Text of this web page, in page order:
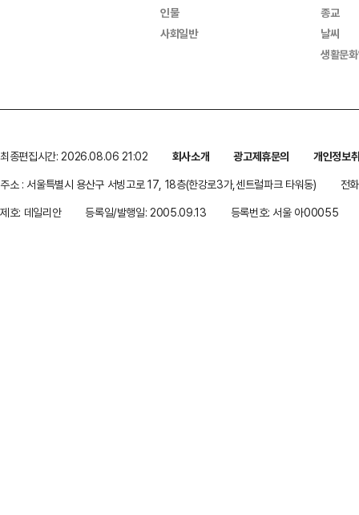
인물
사회일반
종교
날씨
생활문
최종편집시간: 2026.08.06 21:02 회사소개 광고제휴문의
개인정보
주소 : 서울특별시 용산구 서빙고로 17, 18층(한강로3가,센트럴파크 타워동)
전
제호: 데일리안
등록일/발행일: 2005.09.13 등록번호: 서울 아00055